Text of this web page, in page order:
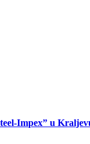
Impex” u